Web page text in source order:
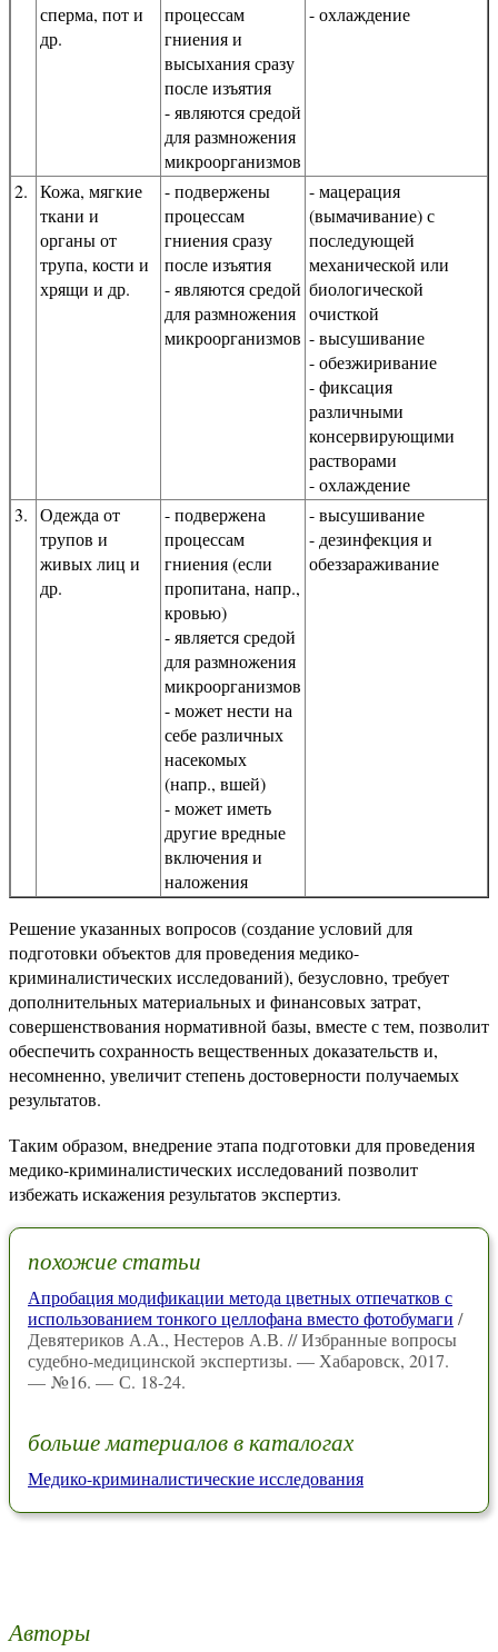
сперма, пот и
др.
процессам
гниения и
высыхания сразу
после изъятия
- являются средой
для размножения
микроорганизмов
- охлаждение
2. Кожа, мягкие
ткани и
органы от
трупа, кости и
хрящи и др.
- подвержены
процессам
гниения сразу
после изъятия
- являются средой
для размножения
микроорганизмов
- мацерация
(вымачивание) с
последующей
механической или
биологической
очисткой
- высушивание
- обезжиривание
- фиксация
различными
консервирующими
растворами
- охлаждение
3. Одежда от
трупов и
живых лиц и
др.
- подвержена
процессам
гниения (если
пропитана, напр.,
кровью)
- является средой
для размножения
микроорганизмов
- может нести на
себе различных
насекомых
(напр., вшей)
- может иметь
другие вредные
включения и
наложения
- высушивание
- дезинфекция и
обеззараживание
Решение указанных вопросов (создание условий для
подготовки объектов для проведения медико-
криминалистических исследований), безусловно, требует
дополнительных материальных и финансовых затрат,
совершенствования нормативной базы, вместе с тем, позволит
обеспечить сохранность вещественных доказательств и,
несомненно, увеличит степень достоверности получаемых
результатов.
Таким образом, внедрение этапа подготовки для проведения
медико-криминалистических исследований позволит
избежать искажения результатов экспертиз.
похожие статьи
Апробация модификации метода цветных отпечатков с
использованием тонкого целлофана вместо фотобумаги /
Девятериков А.А., Нестеров А.В. // Избранные вопросы
судебно-медицинской экспертизы. — Хабаровск, 2017.
— №16. — С. 18-24.
больше материалов в каталогах
Медико-криминалистические исследования
Авторы